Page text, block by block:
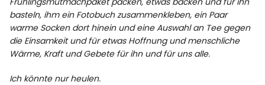
basteln, ihm ein Fotobuch zusammenkleben, ein Paar
warme Socken dort hinein und eine Auswahl an Tee gegen
die Einsamkeit und für etwas Hoffnung und menschliche
Wärme, Kraft und Gebete für ihn und für uns alle.
Ich könnte nur heulen.